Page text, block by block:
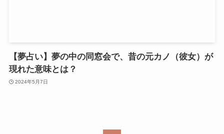
【夢占い】夢の中の同窓会で、昔の元カノ（彼女）が
現れた意味とは？
2024年5月7日